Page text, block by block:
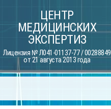
content
ЦЕНТР
МЕДИЦИНСКИХ
ЭКСПЕРТИЗ
Лицензия № Л041-01137-77 / 00288849
от 21 августа 2013 года